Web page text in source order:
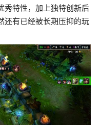
秀特性，加上独特创新后
还有已经被长期压抑的玩